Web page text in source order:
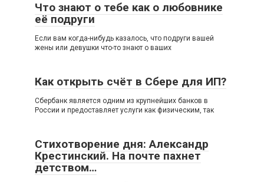
Что знают о тебе как о любовнике
её подруги
Если вам когда-нибудь казалось, что подруги вашей
жены или девушки что-то знают о ваших
Как открыть счёт в Сбере для ИП?
Сбербанк является одним из крупнейших банков в
России и предоставляет услуги как физическим, так
Стихотворение дня: Александр
Крестинский. На почте пахнет
детством…